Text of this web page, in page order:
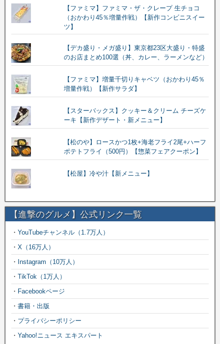
【ファミマ】ファミマ・ザ・クレープ 生チョコ
（おかわり45％増量作戦）【新作コンビニスイー
ツ】
【デカ盛り・メガ盛り】東京都23区大盛り・特盛
のお店まとめ100選（丼、カレー、ラーメンなど）
【ファミマ】増量千切りキャベツ（おかわり45％
増量作戦）【新作サラダ】
【スターバックス】クッキー＆クリーム チーズケ
ーキ【新作デザート・新メニュー】
【松のや】ロースかつ1枚+海老フライ2尾+ハーフ
ポテトフライ（500円）【惣菜フェアクーポン】
【松屋】冷や汁【新メニュー】
【進撃のグルメ】公式リンク一覧
・ YouTubeチャンネル（1.7万人）
・ X（16万人）
・ Instagram（10万人）
・ TikTok（1万人）
・ Facebookページ
・ 書籍・出版
・ プライバシーポリシー
・ Yahoo!ニュース エキスパート